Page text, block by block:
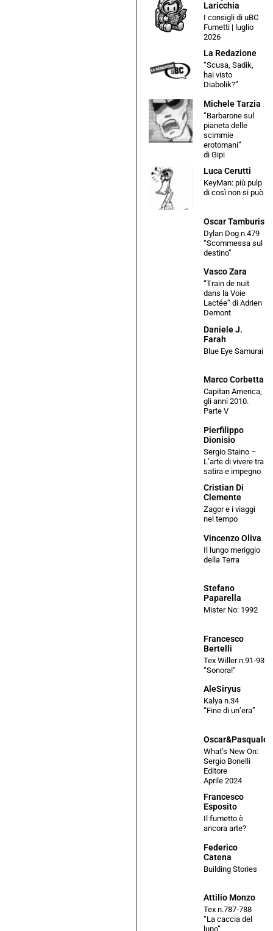
Laricchia
I consigli di uBC
Fumetti | luglio
2026
La Redazione
“Scusa, Sadik,
hai visto
Diabolik?”
Michele Tarzia
“Barbarone sul
pianeta delle
scimmie
erotomani”
di Gipi
Luca Cerutti
KeyMan: più pulp
di così non si può
Oscar Tamburis
Dylan Dog n.479
“Scommessa sul
destino”
Vasco Zara
“Train de nuit
dans la Voie
Lactée” di Adrien
Demont
Daniele J.
Farah
Blue Eye Samurai
Marco Corbetta
Capitan America,
gli anni 2010.
Parte V
Pierfilippo
Dionisio
Sergio Staino –
L’arte di vivere tra
satira e impegno
Cristian Di
Clemente
Zagor e i viaggi
nel tempo
Vincenzo Oliva
Il lungo meriggio
della Terra
Stefano
Paparella
Mister No: 1992
Francesco
Bertelli
Tex Willer n.91-93
“Sonora!”
AleSiryus
Kalya n.34
“Fine di un’era”
Oscar&Pasquale
What’s New On:
Sergio Bonelli
Editore
Aprile 2024
Francesco
Esposito
Il fumetto è
ancora arte?
Federico
Catena
Building Stories
Attilio Monzo
Tex n.787-788
“La caccia del
lupo”